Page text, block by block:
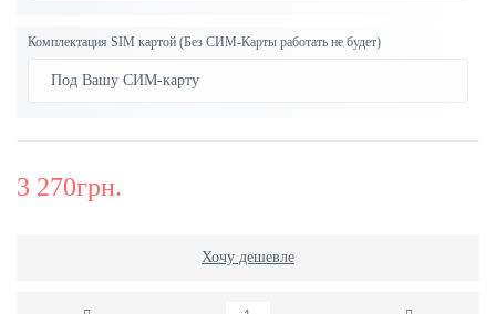
Комплектация SIM картой (Без СИМ-Карты работать не будет)
3 270грн.
Хочу дешевле